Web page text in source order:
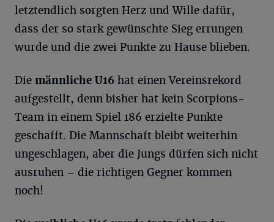
letztendlich sorgten Herz und Wille dafür,
dass der so stark gewünschte Sieg errungen
wurde und die zwei Punkte zu Hause blieben.
Die männliche U16 hat einen Vereinsrekord
aufgestellt, denn bisher hat kein Scorpions-
Team in einem Spiel 186 erzielte Punkte
geschafft. Die Mannschaft bleibt weiterhin
ungeschlagen, aber die Jungs dürfen sich nicht
ausruhen – die richtigen Gegner kommen
noch!